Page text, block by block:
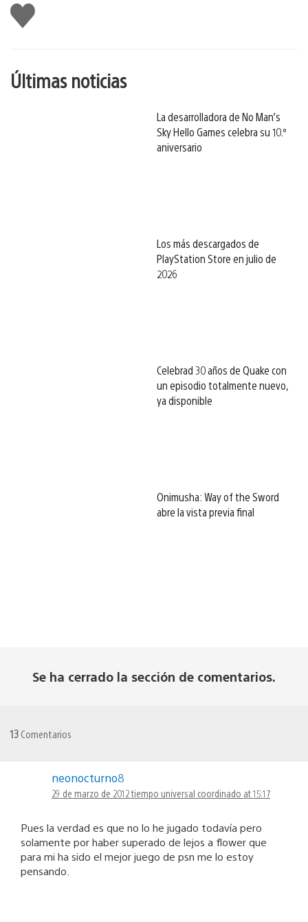
Me
gusta
esto
Últimas noticias
La desarrolladora de No Man’s
Sky Hello Games celebra su 10.º
aniversario
Los más descargados de
PlayStation Store en julio de
2026
Celebrad 30 años de Quake con
un episodio totalmente nuevo,
ya disponible
Onimusha: Way of the Sword
abre la vista previa final
Se ha cerrado la sección de comentarios.
13 Comentarios
neonocturno8
29 de marzo de 2012 tiempo universal coordinado at 15:17
Pues la verdad es que no lo he jugado todavía pero
solamente por haber superado de lejos a flower que
para mi ha sido el mejor juego de psn me lo estoy
pensando.